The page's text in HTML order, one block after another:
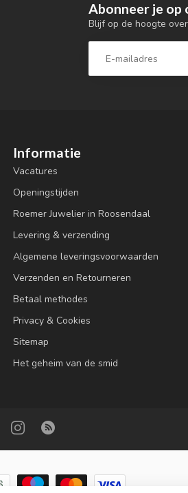
Abonneer je op
Blijf op de hoogte
Informatie
Vacatures
Openingstijden
Roemer Juwelier in Roosendaal
Levering & verzending
Algemene leveringsvoorwaarden
Verzenden en Retourneren
Betaal methodes
Privacy & Cookies
Sitemap
Het geheim van de smid